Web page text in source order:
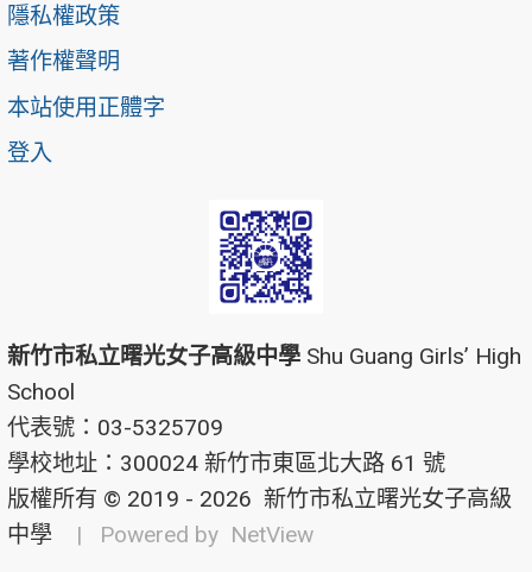
隱私權政策
著作權聲明
本站使用正體字
登入
新竹市私立曙光女子高級中學 Shu Guang Girls’ High
School
代表號：03-5325709
學校地址：300024 新竹市東區北大路 61 號
版權所有 © 2019 - 2026 新竹市私立曙光女子高級
中學
| Powered by NetView